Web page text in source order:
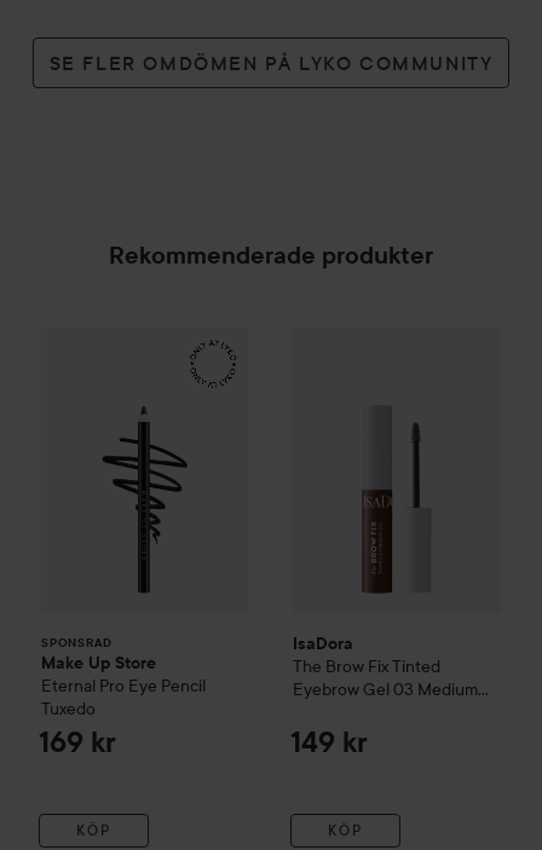
SE FLER OMDÖMEN PÅ LYKO COMMUNITY
Rekommenderade produkter
SPONSRAD
Make Up Store
Eternal Pro Eye Pencil
Tuxedo
169 kr
KÖP
Make Up Store
IsaDora
The Brow Fix Tinted
Eyebrow Gel 03 Medium
149 kr
KÖP